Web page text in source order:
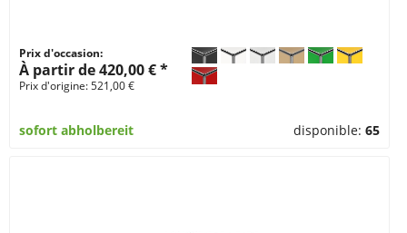
Prix d'occasion:
À partir de 420,00 € *
Prix d'origine: 521,00 €
sofort abholbereit disponible:65